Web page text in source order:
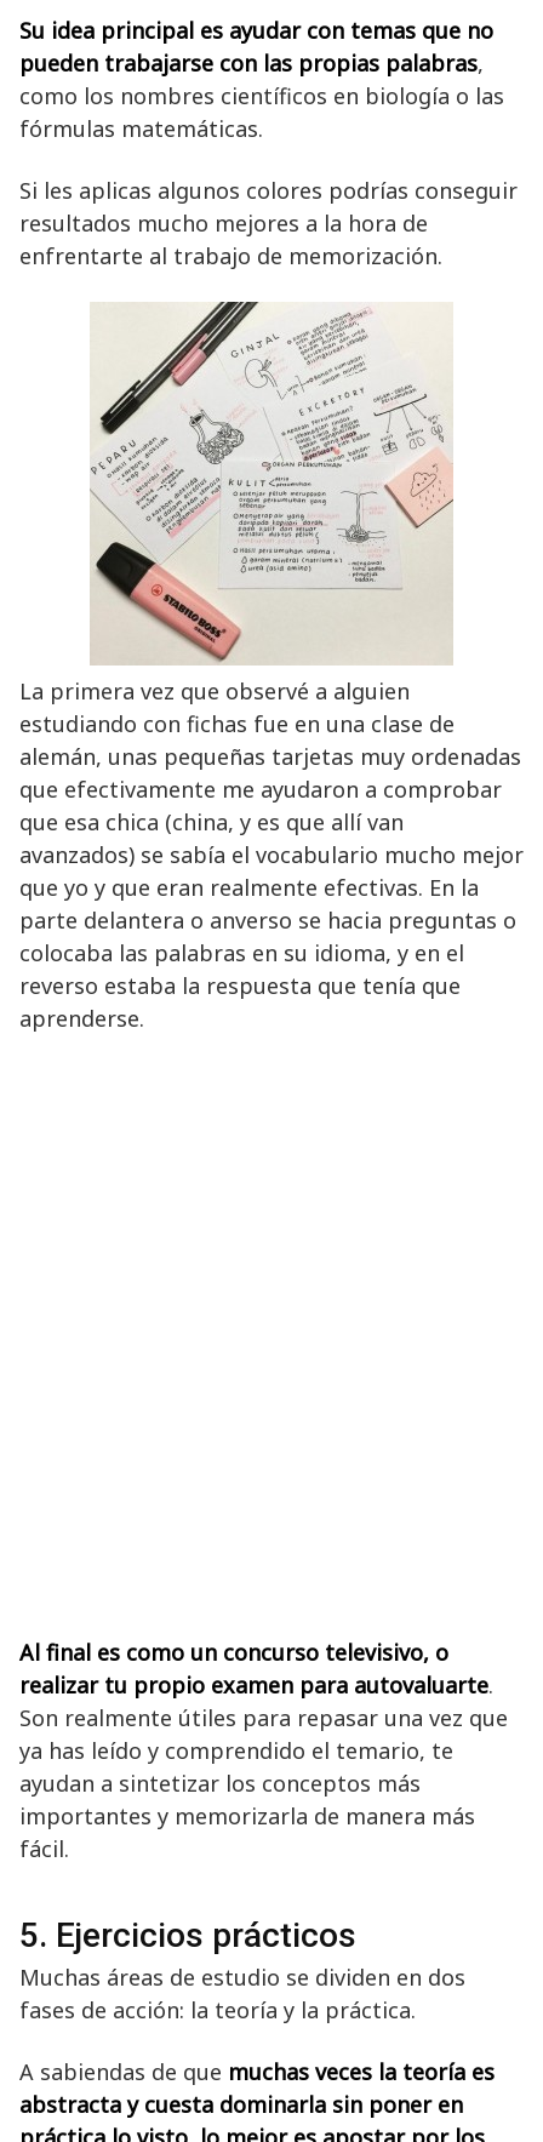
Su idea principal es ayudar con temas que no
pueden trabajarse con las propias palabras,
como los nombres científicos en biología o las
fórmulas matemáticas.
Si les aplicas algunos colores podrías conseguir
resultados mucho mejores a la hora de
enfrentarte al trabajo de memorización.
La primera vez que observé a alguien
estudiando con fichas fue en una clase de
alemán, unas pequeñas tarjetas muy ordenadas
que efectivamente me ayudaron a comprobar
que esa chica (china, y es que allí van
avanzados) se sabía el vocabulario mucho mejor
que yo y que eran realmente efectivas. En la
parte delantera o anverso se hacia preguntas o
colocaba las palabras en su idioma, y en el
reverso estaba la respuesta que tenía que
aprenderse.
Al final es como un concurso televisivo, o
realizar tu propio examen para autovaluarte.
Son realmente útiles para repasar una vez que
ya has leído y comprendido el temario, te
ayudan a sintetizar los conceptos más
importantes y memorizarla de manera más
fácil.
5. Ejercicios prácticos
Muchas áreas de estudio se dividen en dos
fases de acción: la teoría y la práctica.
A sabiendas de que muchas veces la teoría es
abstracta y cuesta dominarla sin poner en